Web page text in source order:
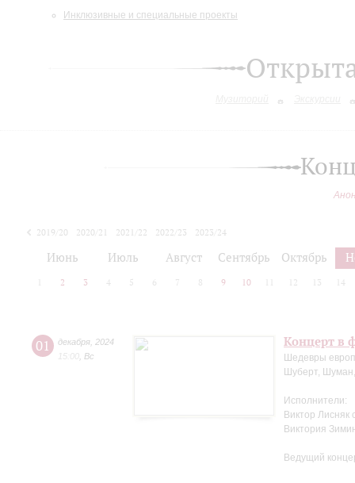
Инклюзивные и специальные проекты
2019/20 2020/21 2021/22 2022/23
2023/24
Июнь Июль Август Сентябрь Октябрь
2 3 4 5 6 7 8 9 10 12 13 14
01 декабря 2024
15:00 Вс
Концерт в
Шедевры
Шуберт,
Исполнители:
Виктор Лисняк
Виктория
Ведущий